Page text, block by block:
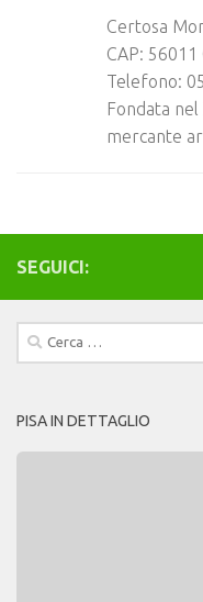
Certosa
CAP: 56011
Telefono:
Fondata nel
mercante
SEGUICI:
Ricerca
per:
PISA IN DETTAGLIO